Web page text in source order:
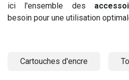
ici l'ensemble des
besoin pour une utilisation
Cartouches d'encre